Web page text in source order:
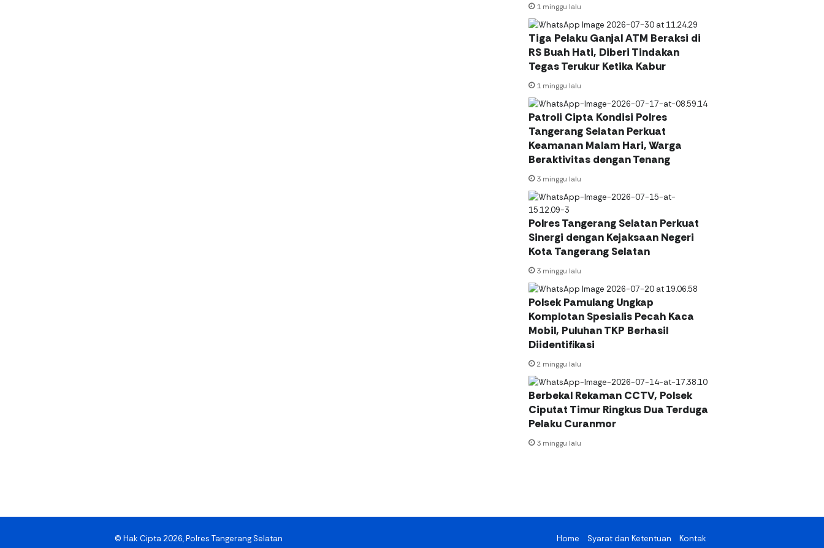
1 minggu lalu
Tiga Pelaku Ganjal ATM Beraksi di
RS Buah Hati, Diberi Tindakan
Tegas Terukur Ketika Kabur
1 minggu lalu
Patroli Cipta Kondisi Polres
Tangerang Selatan Perkuat
Keamanan Malam Hari, Warga
Beraktivitas dengan Tenang
3 minggu lalu
Polres Tangerang Selatan Perkuat
Sinergi dengan Kejaksaan Negeri
Kota Tangerang Selatan
3 minggu lalu
Polsek Pamulang Ungkap
Komplotan Spesialis Pecah Kaca
Mobil, Puluhan TKP Berhasil
Diidentifikasi
2 minggu lalu
Berbekal Rekaman CCTV, Polsek
Ciputat Timur Ringkus Dua Terduga
Pelaku Curanmor
3 minggu lalu
© Hak Cipta 2026, Polres Tangerang Selatan Home Syarat dan Ketentuan Kontak